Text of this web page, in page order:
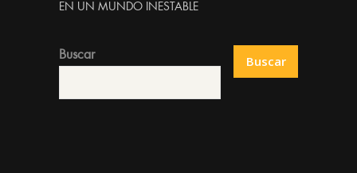
EN UN MUNDO INESTABLE
Buscar Buscar